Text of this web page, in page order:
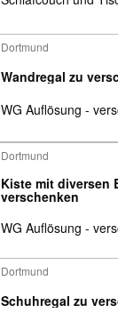
Dortmund
Wandregal zu
WG Auflösung -
Dortmund
Kiste mit diversen
verschenken
WG Auflösung -
Dortmund
Schuhregal zu